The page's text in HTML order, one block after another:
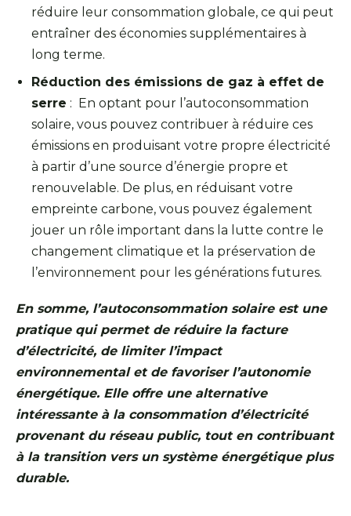
réduire leur consommation globale, ce qui peut
entraîner des économies supplémentaires à
long terme.
Réduction des émissions de gaz à effet de
serre : En optant pour l’autoconsommation
solaire, vous pouvez contribuer à réduire ces
émissions en produisant votre propre électricité
à partir d’une source d’énergie propre et
renouvelable. De plus, en réduisant votre
empreinte carbone, vous pouvez également
jouer un rôle important dans la lutte contre le
changement climatique et la préservation de
l’environnement pour les générations futures.
En somme, l’autoconsommation solaire est une
pratique qui permet de réduire la facture
d’électricité, de limiter l’impact
environnemental et de favoriser l’autonomie
énergétique. Elle offre une alternative
intéressante à la consommation d’électricité
provenant du réseau public, tout en contribuant
à la transition vers un système énergétique plus
durable.